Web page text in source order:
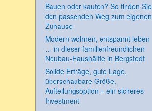
Bauen oder kaufen? So finden Sie
den passenden Weg zum eigenen
Zuhause
Modern wohnen, entspannt leben
… in dieser familienfreundlichen
Neubau-Haushälfte in Bergstedt
Solide Erträge, gute Lage,
überschaubare Größe,
Aufteilungsoption – ein sicheres
Investment